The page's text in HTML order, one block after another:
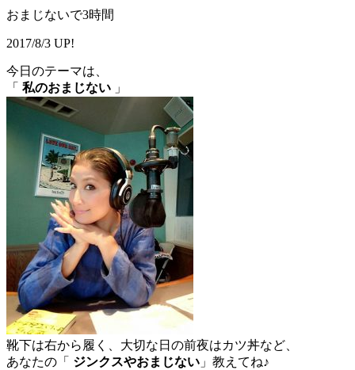
おまじないで3時間
2017/8/3 UP!
今日のテーマは、
「 私のおまじない 」
靴下は右から履く、大切な日の前夜はカツ丼など、
あなたの「 ジンクスやおまじない 」教えてね♪